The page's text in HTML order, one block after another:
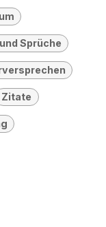
Sprüche
Zitate